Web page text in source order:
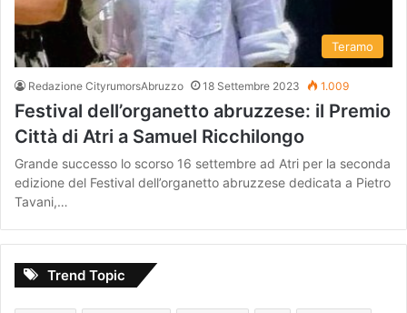
Teramo
Redazione CityrumorsAbruzzo 18 Settembre 2023 1.009
Festival dell’organetto abruzzese: il Premio
Città di Atri a Samuel Ricchilongo
Grande successo lo scorso 16 settembre ad Atri per la seconda
edizione del Festival dell’organetto abruzzese dedicata a Pietro
Tavani,…
Trend Topic